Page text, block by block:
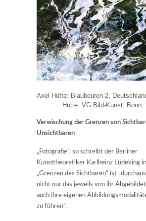
Axel Hütte: Blaubeuren-2,
Hütte, VG Bild-Kunst, Bonn,
Verwischung der Grenzen von
Unsichtbaren
„Fotografie“, so schreibt der Berliner
Kunsttheoretiker Karlheinz Lüdeking
„Grenzen des Sichtbaren“ ist
nicht nur das jeweils von ihr
auch ihre eigenen
zu führen“.